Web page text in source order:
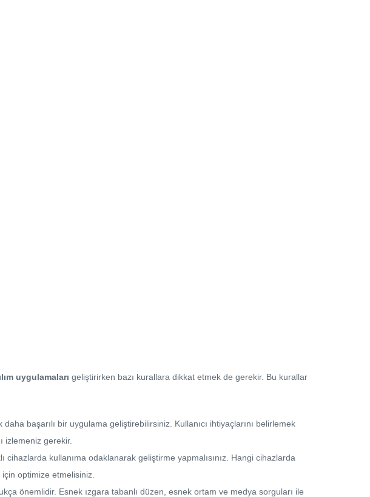
uygulamaları geliştirirken bazı kurallara dikkat etmek de gerekir. Bu kurallar
başarılı bir uygulama geliştirebilirsiniz. Kullanıcı ihtiyaçlarını belirlemek
izlemeniz gerekir.
kullanıma odaklanarak geliştirme yapmalısınız. Hangi cihazlarda
için optimize etmelisiniz.
önemlidir. Esnek ızgara tabanlı düzen, esnek ortam ve medya sorguları ile